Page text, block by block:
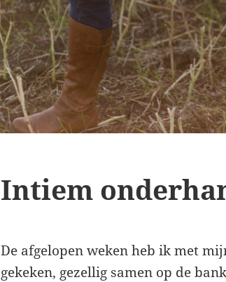
Intiem
De afgelopen weken heb ik met
gekeken, gezellig samen op de